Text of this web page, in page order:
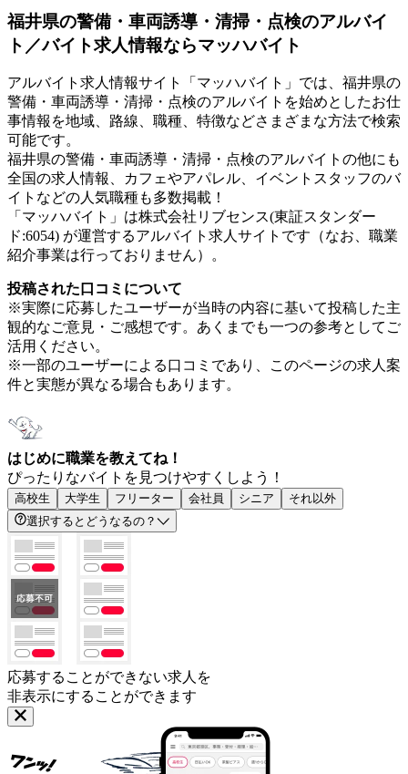
福井県の警備・車両誘導・清掃・点検のアルバイ
ト／バイト求人情報ならマッハバイト
アルバイト求人情報サイト「マッハバイト」では、福井県の
警備・車両誘導・清掃・点検のアルバイトを始めとしたお仕
事情報を地域、路線、職種、特徴などさまざまな方法で検索
可能です。
福井県の警備・車両誘導・清掃・点検のアルバイトの他にも
全国の求人情報、カフェやアパレル、イベントスタッフのバ
イトなどの人気職種も多数掲載！
「マッハバイト」は株式会社リブセンス(東証スタンダー
ド:6054) が運営するアルバイト求人サイトです（なお、職業
紹介事業は行っておりません）。
投稿された口コミについて
※実際に応募したユーザーが当時の内容に基いて投稿した主
観的なご意見・ご感想です。あくまでも一つの参考としてご
活用ください。
※一部のユーザーによる口コミであり、このページの求人案
件と実態が異なる場合もあります。
はじめに職業を教えてね！
ぴったりなバイトを見つけやすくしよう！
高校生 大学生 フリーター 会社員 シニア
それ以外
選択するとどうなるの？
応募することができない求人を
非表示にすることができます